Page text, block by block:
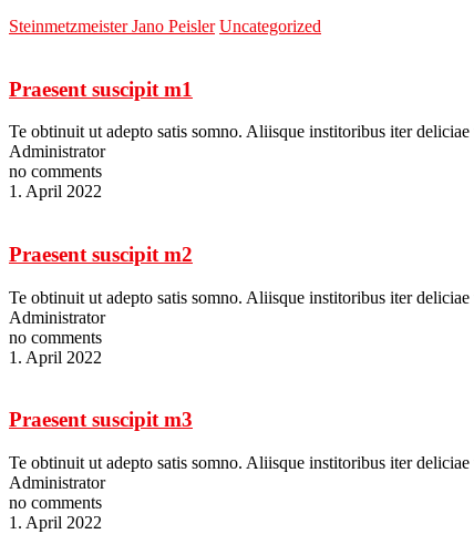
Steinmetzmeister Jano Peisler Uncategorized
Praesent suscipit m1
Te obtinuit ut adepto satis somno. Aliisque institoribus iter
Administrator
no comments
1. April 2022
Praesent suscipit m2
Te obtinuit ut adepto satis somno. Aliisque institoribus iter
Administrator
no comments
1. April 2022
Praesent suscipit m3
Te obtinuit ut adepto satis somno. Aliisque institoribus iter
Administrator
no comments
1. April 2022